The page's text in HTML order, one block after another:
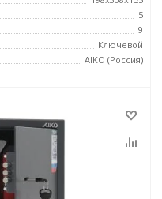
5
9
Ключевой
AIKO (Россия)